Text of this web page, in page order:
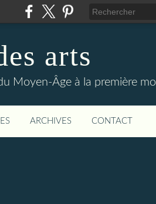
arts
Moyen-Âge à la première
ARCHIVES CONTACT